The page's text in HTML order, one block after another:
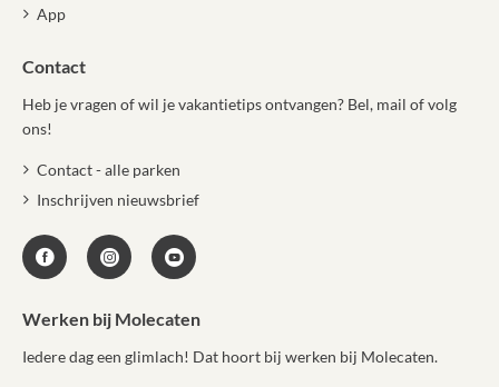
App
Contact
Heb je vragen of wil je vakantietips ontvangen? Bel, mail of volg
ons!
Contact - alle parken
Inschrijven nieuwsbrief
Werken bij Molecaten
Iedere dag een glimlach! Dat hoort bij werken bij Molecaten.